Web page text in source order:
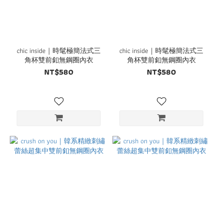
chic inside｜時髦極簡法式三
角杯雙前釦無鋼圈內衣
NT$580
chic inside｜時髦極簡法式三
角杯雙前釦無鋼圈內衣
NT$580